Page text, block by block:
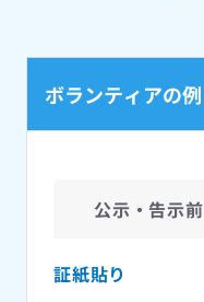
ボランティアの例
公示・告示前
証紙貼り